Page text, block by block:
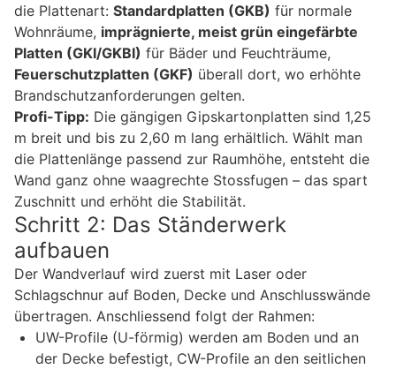
die Plattenart: Standardplatten (GKB) für normale
Wohnräume, imprägnierte, meist grün eingefärbte
Platten (GKI/GKBI) für Bäder und Feuchträume,
Feuerschutzplatten (GKF) überall dort, wo erhöhte
Brandschutzanforderungen gelten.
Profi-Tipp: Die gängigen Gipskartonplatten sind 1,25
m breit und bis zu 2,60 m lang erhältlich. Wählt man
die Plattenlänge passend zur Raumhöhe, entsteht die
Wand ganz ohne waagrechte Stossfugen – das spart
Zuschnitt und erhöht die Stabilität.
Schritt 2: Das Ständerwerk
aufbauen
Der Wandverlauf wird zuerst mit Laser oder
Schlagschnur auf Boden, Decke und Anschlusswände
übertragen. Anschliessend folgt der Rahmen:
UW-Profile (U-förmig) werden am Boden und an
der Decke befestigt, CW-Profile an den seitlichen